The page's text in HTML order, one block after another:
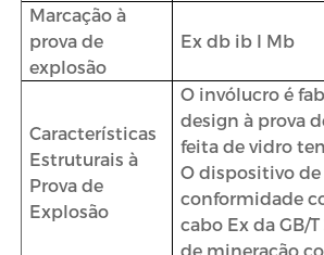
Marcação à
prova de
explosão
Ex db ib I Mb
Características
Estruturais à
Prova de
Explosão
O invólucro é
design à prova
feita de vidro
O dispositivo
conformidade
cabo Ex da GB/
de mineração